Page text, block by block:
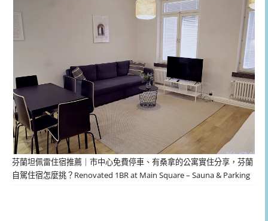
芬蘭坦佩雷住宿推薦｜市中心免費停車、有桑拿的公寓實住分享，芬蘭
自駕住宿怎麼挑？Renovated 1BR at Main Square – Sauna & Parking